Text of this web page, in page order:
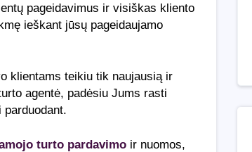
pageidavimus ir visiškas kliento
ieškant jūsų pageidaujamo
klientams teikiu tik naujausią ir
agentė, padėsiu Jums rasti
turto pardavimo ir nuomos,